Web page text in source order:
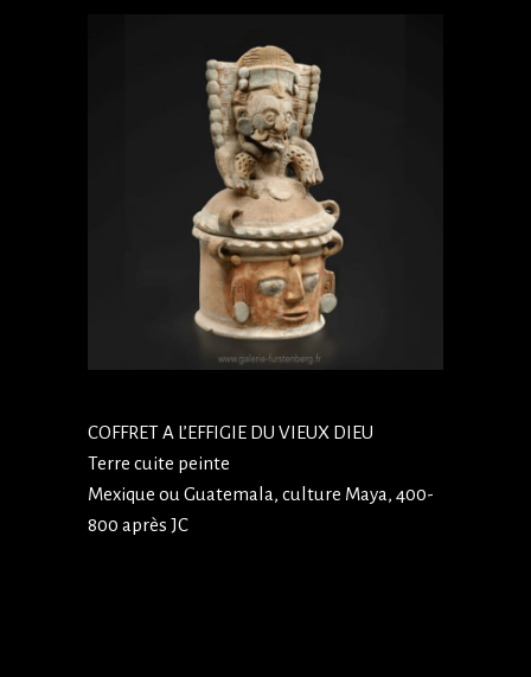
COFFRET A L’EFFIGIE DU VIEUX DIEU
Terre cuite peinte
Mexique ou Guatemala, culture Maya, 400-
800 après JC